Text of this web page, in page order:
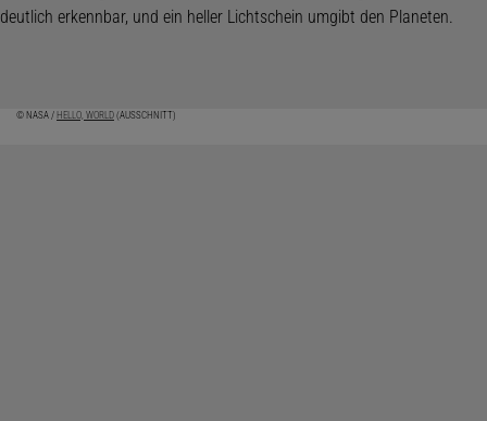
© NASA / HELLO, WORLD (AUSSCHNITT)